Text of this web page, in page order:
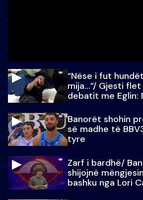
“Nëse i fut
mija…”/ Gjesti flet
debatit me Eglin:
Banorët shohin
së madhe të
tyre
Zarf i bardhë/
shijojnë
bashku nga Lori